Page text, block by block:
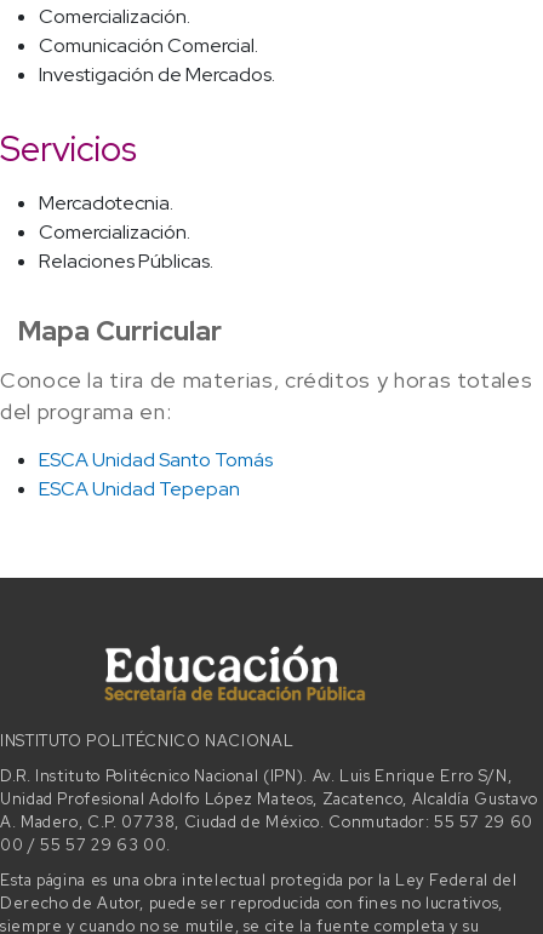
Comercialización.
Comunicación Comercial.
Investigación de Mercados.
Servicios
Mercadotecnia.
Comercialización.
Relaciones Públicas.
Mapa Curricular
Conoce la tira de materias, créditos y horas totales
del programa en:
ESCA Unidad Santo Tomás
ESCA Unidad Tepepan
INSTITUTO POLITÉCNICO NACIONAL
D.R. Instituto Politécnico Nacional (IPN). Av. Luis Enrique Erro S/N,
Unidad Profesional Adolfo López Mateos, Zacatenco, Alcaldía Gustavo
A. Madero, C.P. 07738, Ciudad de México. Conmutador: 55 57 29 60
00 / 55 57 29 63 00.
Esta página es una obra intelectual protegida por la Ley Federal del
Derecho de Autor, puede ser reproducida con fines no lucrativos,
siempre y cuando no se mutile, se cite la fuente completa y su